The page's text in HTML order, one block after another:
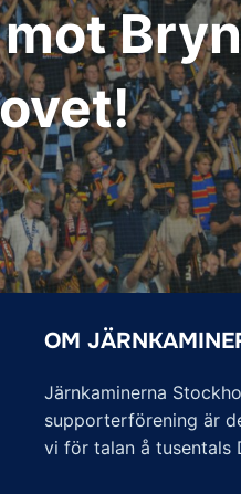
OM
Järnkaminerna
supporterförening är
vi för talan å tusentals